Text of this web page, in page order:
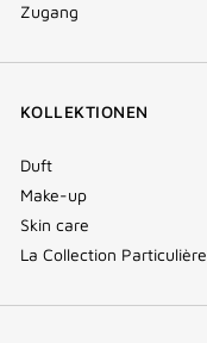
Zugang
KOLLEKTIONEN
Duft
Make-up
Skin care
La Collection Particulière